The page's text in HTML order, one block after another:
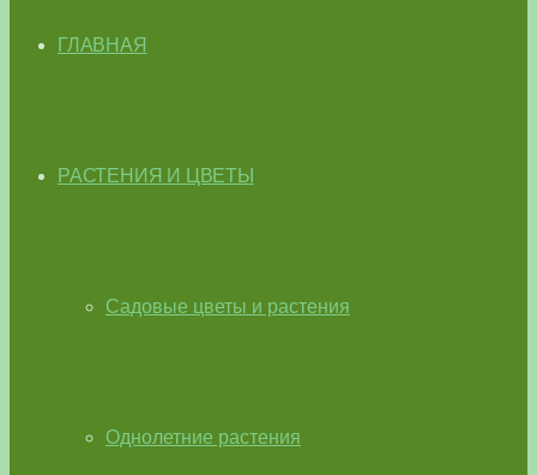
ГЛАВНАЯ
РАСТЕНИЯ И ЦВЕТЫ
Садовые цветы и растения
Однолетние растения